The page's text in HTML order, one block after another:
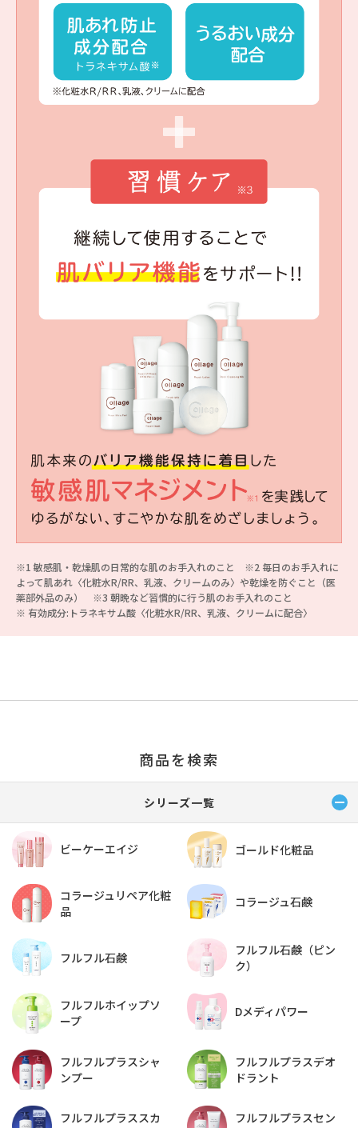
※1 敏感肌・乾燥肌の日常的な肌のお手入れのこと ※2 毎日のお手入れに
よって肌あれ〈化粧水R/RR、乳液、クリームのみ〉や乾燥を防ぐこと（医
薬部外品のみ） ※3 朝晩など習慣的に行う肌のお手入れのこと
※ 有効成分:トラネキサム酸〈化粧水R/RR、乳液、クリームに配合〉
商品を検索
シリーズ一覧
ビーケーエイジ ゴールド化粧品
コラージュリペア化粧
品
コラージュ石鹸
フルフル石鹸
フルフル石鹸（ピン
ク）
フルフルホイップソ
ープ
Dメディパワー
フルフルプラスシャ
ンプー
フルフルプラスデオ
ドラント
フルフルプラススカ
フルフルプラスセン